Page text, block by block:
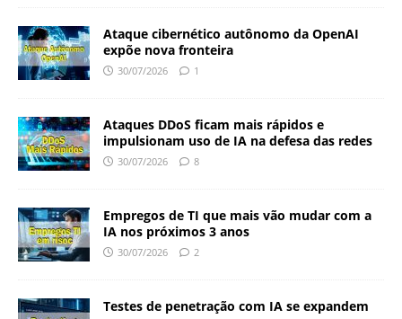
Ataque cibernético autônomo da OpenAI
expõe nova fronteira
30/07/2026 1
Ataques DDoS ficam mais rápidos e
impulsionam uso de IA na defesa das redes
30/07/2026 8
Empregos de TI que mais vão mudar com a
IA nos próximos 3 anos
30/07/2026 2
Testes de penetração com IA se expandem